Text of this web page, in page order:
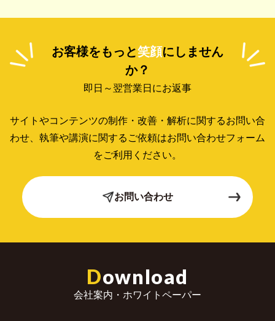
お客様をもっと笑顔にしません
か？
即日～翌営業日にお返事
サイトやコンテンツの制作・改善・解析に関するお問い合
わせ、 執筆や講演に関するご依頼はお問い合わせフォーム
をご利用ください。
お問い合わせ
Download
会社案内・ホワイトペーパー